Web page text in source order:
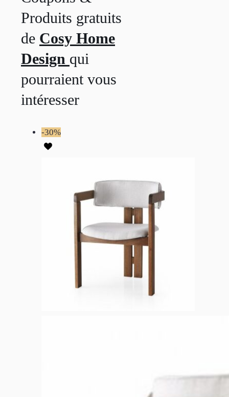
Produits gratuits
de Cosy Home
Design qui
pourraient vous
intéresser
-30%